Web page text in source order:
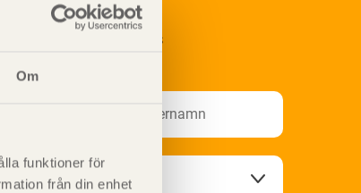
Om
funktioner för
från din enhet
på Svenskt Träs